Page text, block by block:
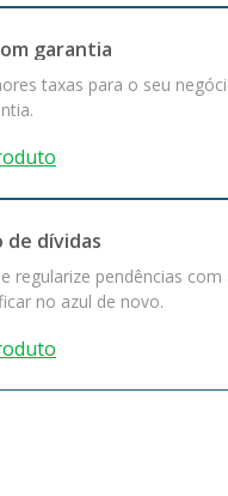
garantia
taxas para o seu
de dívidas
regularize pendências
no azul de novo.